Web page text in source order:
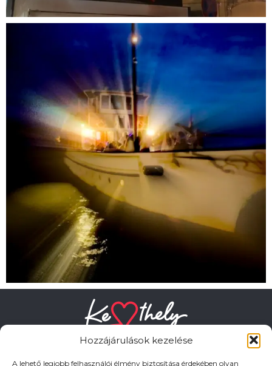
Hozzájárulások kezelése
A lehető legjobb felhasználói élmény biztosítása érdekében olyan